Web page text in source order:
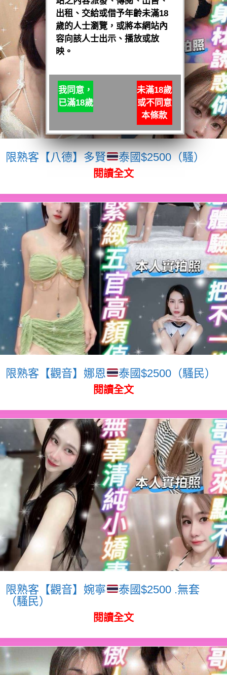
限熟客【八德】多賢 泰國$2500（騷）
閱讀全文
限熟客【觀音】娜恩 泰國$2500（騷民）
閱讀全文
限熟客【觀音】婉寧
泰國$2500 .無套
（騷民）
閱讀全文
出租、交給或借予年齡未滿18
歲的人士瀏覽，或將本網站內
容向該人士出示、播放或放
映。
我同意，
已滿18歲
未滿18歲
或不同意
本條款